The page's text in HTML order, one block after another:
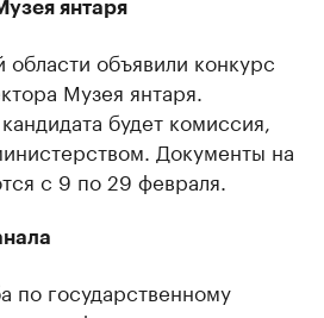
янтаря
области объявили конкурс
Музея янтаря.
будет комиссия,
Документы на
с 9 по 29 февраля.
по государственному